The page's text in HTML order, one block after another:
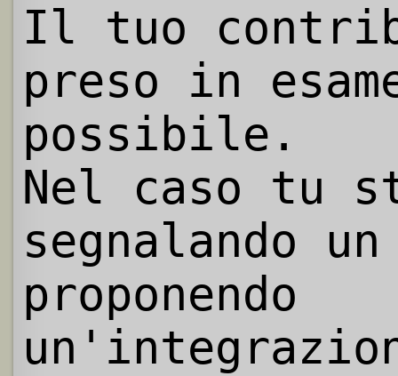
Il tuo
preso in
possibile.
Nel caso tu
segnalando
proponendo